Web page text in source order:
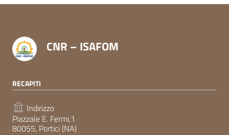
CNR – ISAFOM
RECAPITI
Indirizzo
Piazzale E. Fermi,1
80055, Portici (NA)